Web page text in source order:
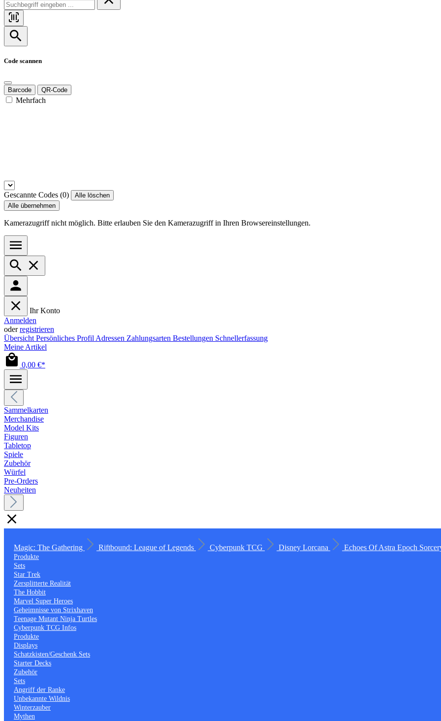
Code scannen
Barcode QR-Code
Mehrfach
Gescannte Codes (0)
Alle löschen
Alle übernehmen
Kamerazugriff nicht möglich. Bitte erlauben Sie den Kamerazugriff in Ihren Browsereinstellungen.
Ihr Konto
Anmelden
oderregistrieren
Übersicht Persönliches Profil Adressen Zahlungsarten Bestellungen Schnellerfassung
Meine Artikel
0,00 €*
Sammelkarten
Merchandise
Model Kits
Figuren
Tabletop
Spiele
Zubehör
Würfel
Pre-Orders
Neuheiten
Magic: The Gathering Riftbound: League of Legends Cyberpunk TCG Disney Lorcana Echoes Of Astra Epoch
Produkte
Sets
Star Trek
Zersplitterte Realität
The Hobbit
Marvel Super Heroes
Geheimnisse von Strixhaven
Teenage Mutant Ninja Turtles
Cyberpunk TCG Infos
Produkte
Displays
Schatzkisten/Geschenk Sets
Starter Decks
Zubehör
Sets
Angriff der Ranke
Unbekannte Wildnis
Winterzauber
Mythen